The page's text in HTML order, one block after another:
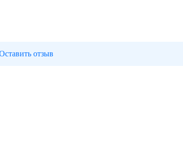
отзыв